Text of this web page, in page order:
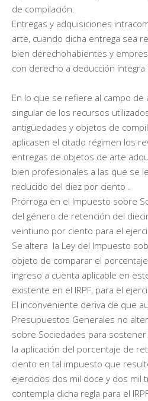
de compilación.
Entregas y adquisiciones
arte, cuando dicha entrega sea
bien derechohabientes y
con derecho a deducción
En lo que se refiere al campo de
singular de los recursos
antigüedades y objetos de
aplicasen el citado régimen los
entregas de objetos de arte
bien profesionales a las que se
reducido del diez por ciento .
Prórroga en el Impuesto sobre
del género de retención del
veintiuno por ciento para el
Se altera la Ley del Impuesto
objeto de comparar el
ingreso a cuenta aplicable en
existente en el IRPF, para el
El inconveniente deriva de que
Presupuestos Generales no
sobre Sociedades para
la aplicación del porcentaje de
ciento en tal impuesto que
ejercicios dos mil doce y dos mil
contempla dicha regla para el